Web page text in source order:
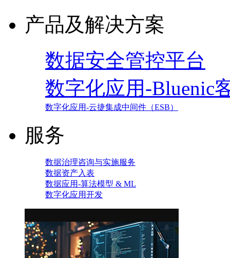
产品及解决方案
数据安全管控平台
数字化应用-Bluenic
数字化应用-云捷集成中间件（ESB）
服务
数据治理咨询与实施服务
数据资产入表
数据应用-算法模型 & ML
数字化应用开发